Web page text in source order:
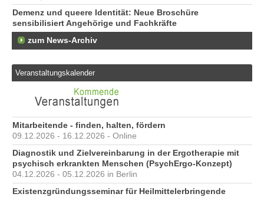
Demenz und queere Identität: Neue Broschüre
sensibilisiert Angehörige und Fachkräfte
zum News-Archiv
Veranstaltungskalender
Mitarbeitende - finden, halten, fördern
09.12.2026 - 16.12.2026 - Online
Diagnostik und Zielvereinbarung in der Ergotherapie mit
psychisch erkrankten Menschen (PsychErgo-Konzept)
04.12.2026 - 05.12.2026 in Berlin
Existenzgründungsseminar für Heilmittelerbringende